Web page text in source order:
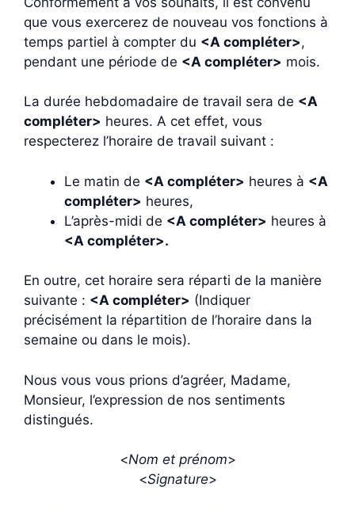
que vous exercerez de nouveau vos fonctions à
temps partiel à compter du <A compléter>,
pendant une période de <A compléter> mois.
La durée hebdomadaire de travail sera de <A
compléter> heures. A cet effet, vous
respecterez l’horaire de travail suivant :
Le matin de <A compléter> heures à <A
compléter> heures,
L’après-midi de <A compléter> heures à
<A compléter>.
En outre, cet horaire sera réparti de la manière
suivante : <A compléter> (Indiquer
précisément la répartition de l’horaire dans la
semaine ou dans le mois).
Nous vous vous prions d’agréer, Madame,
Monsieur, l’expression de nos sentiments
distingués.
<Nom et prénom>
<Signature>